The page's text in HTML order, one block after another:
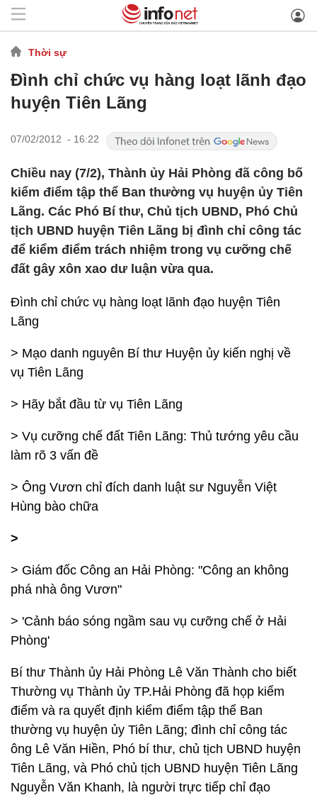
Thời sự
Đình chỉ chức vụ hàng loạt lãnh đạo
huyện Tiên Lãng
07/02/2012 - 16:22
Chiều nay (7/2), Thành ủy Hải Phòng đã công bố
kiểm điểm tập thể Ban thường vụ huyện ủy Tiên
Lãng. Các Phó Bí thư, Chủ tịch UBND, Phó Chủ
tịch UBND huyện Tiên Lãng bị đình chỉ công tác
để kiểm điểm trách nhiệm trong vụ cưỡng chế
đất gây xôn xao dư luận vừa qua.
Đình chỉ chức vụ hàng loạt lãnh đạo huyện Tiên
Lãng
> Mạo danh nguyên Bí thư Huyện ủy kiến nghị về
vụ Tiên Lãng
> Hãy bắt đầu từ vụ Tiên Lãng
> Vụ cưỡng chế đất Tiên Lãng: Thủ tướng yêu cầu
làm rõ 3 vấn đề
> Ông Vươn chỉ đích danh luật sư Nguyễn Việt
Hùng bào chữa
>
> Giám đốc Công an Hải Phòng: "Công an không
phá nhà ông Vươn"
> 'Cảnh báo sóng ngầm sau vụ cưỡng chế ở Hải
Phòng'
Bí thư Thành ủy Hải Phòng Lê Văn Thành cho biết
Thường vụ Thành ủy TP.Hải Phòng đã họp kiểm
điểm và ra quyết định kiểm điểm tập thể Ban
thường vụ huyện ủy Tiên Lãng; đình chỉ công tác
ông Lê Văn Hiền, Phó bí thư, chủ tịch UBND huyện
Tiên Lãng, và Phó chủ tịch UBND huyện Tiên Lãng
Nguyễn Văn Khanh, là người trực tiếp chỉ đạo